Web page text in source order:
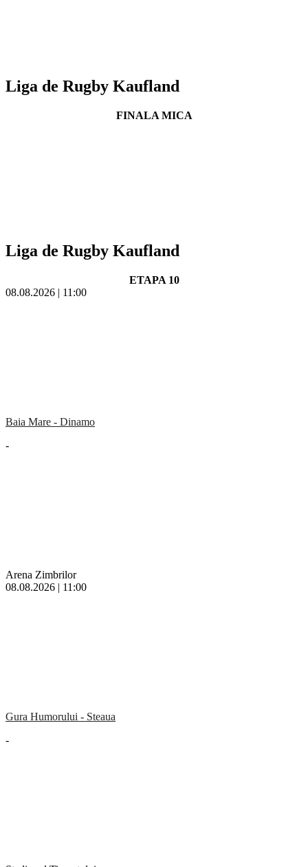
Liga de Rugby Kaufland
FINALA MICA
Liga de Rugby Kaufland
ETAPA 10
08.08.2026 | 11:00
Baia Mare - Dinamo
-
Arena Zimbrilor
08.08.2026 | 11:00
Gura Humorului - Steaua
-